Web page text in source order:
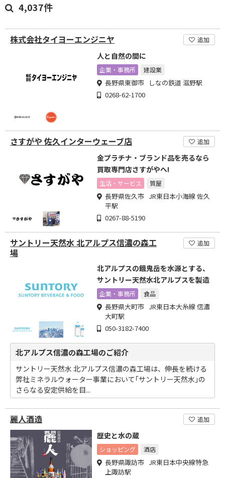
4,037件
株式会社タイヨーエンジニヤ 追加
人と自然の間に
企業・事務所 建設業
長野県東御市 しなの鉄道 滋野駅
0268-62-1700
さすがや 佐久インターウェーブ店 追加
金プラチナ・ブランド品を売るなら
買取専門店さすがやへ!
生活・サービス 質屋
長野県佐久市 JR東日本小海線 佐久
平駅
0267-88-5190
サントリー天然水 北アルプス信濃の森工
場
追加
北アルプスの餓鬼岳を水源とする、
サントリー天然水北アルプスを製造
企業・事務所 食品
長野県大町市 JR東日本大糸線 信濃
大町駅
050-3182-7400
北アルプス信濃の森工場のご紹介
サントリー天然水 北アルプス信濃の森工場は、伸長を続ける
弊社ミネラルウォーター事業において｢サントリー天然水｣の
さらなる安定供給を目...
麗人酒造 追加
歴史と水の蔵
ショッピング 酒店
長野県諏訪市 JR東日本中央線特急
上諏訪駅